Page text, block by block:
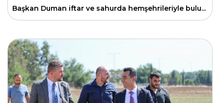
Başkan Duman iftar ve sahurda hemşehrileriyle bulu...